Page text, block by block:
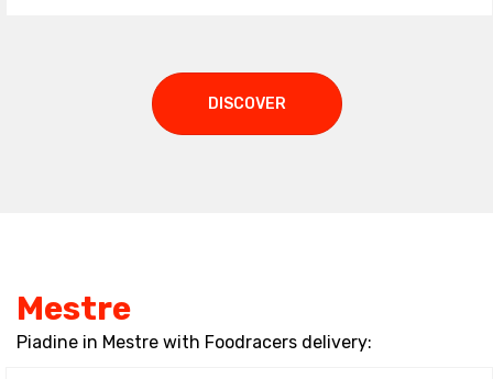
DISCOVER
Mestre
Piadine in Mestre with Foodracers delivery: